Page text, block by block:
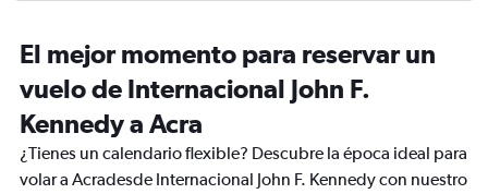
El mejor momento para reservar un
vuelo de Internacional John F.
Kennedy a Acra
¿Tienes un calendario flexible? Descubre la época ideal para
volar a Acradesde Internacional John F. Kennedy con nuestro